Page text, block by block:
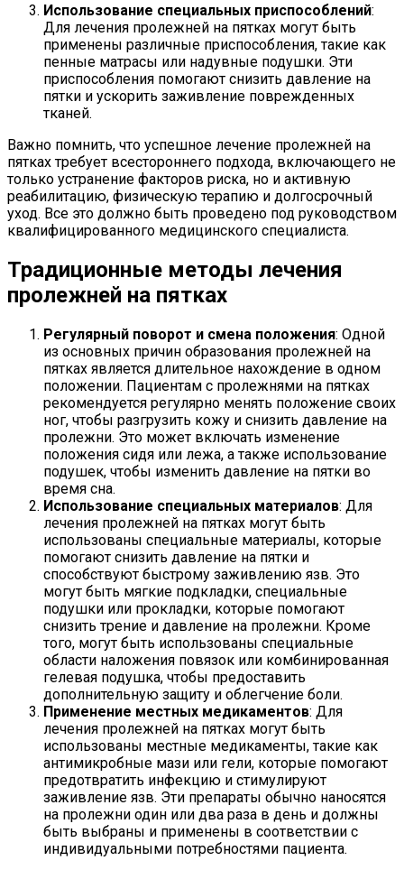
Использование специальных приспособлений:
Для лечения пролежней на пятках могут быть
применены различные приспособления, такие как
пенные матрасы или надувные подушки. Эти
приспособления помогают снизить давление на
пятки и ускорить заживление поврежденных
тканей.
Важно помнить, что успешное лечение пролежней на
пятках требует всестороннего подхода, включающего не
только устранение факторов риска, но и активную
реабилитацию, физическую терапию и долгосрочный
уход. Все это должно быть проведено под руководством
квалифицированного медицинского специалиста.
Традиционные методы лечения
пролежней на пятках
Регулярный поворот и смена положения: Одной
из основных причин образования пролежней на
пятках является длительное нахождение в одном
положении. Пациентам с пролежнями на пятках
рекомендуется регулярно менять положение своих
ног, чтобы разгрузить кожу и снизить давление на
пролежни. Это может включать изменение
положения сидя или лежа, а также использование
подушек, чтобы изменить давление на пятки во
время сна.
Использование специальных материалов: Для
лечения пролежней на пятках могут быть
использованы специальные материалы, которые
помогают снизить давление на пятки и
способствуют быстрому заживлению язв. Это
могут быть мягкие подкладки, специальные
подушки или прокладки, которые помогают
снизить трение и давление на пролежни. Кроме
того, могут быть использованы специальные
области наложения повязок или комбинированная
гелевая подушка, чтобы предоставить
дополнительную защиту и облегчение боли.
Применение местных медикаментов: Для
лечения пролежней на пятках могут быть
использованы местные медикаменты, такие как
антимикробные мази или гели, которые помогают
предотвратить инфекцию и стимулируют
заживление язв. Эти препараты обычно наносятся
на пролежни один или два раза в день и должны
быть выбраны и применены в соответствии с
индивидуальными потребностями пациента.